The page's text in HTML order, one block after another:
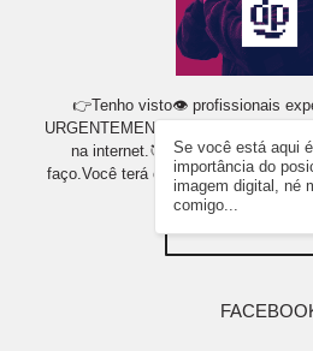
👉Tenho visto👁 profissionais
URGENTEMENTE🚨 de auxílio para
na internet.🎯 EU POSSO TE
faço.Você terá o meu melhor.Sou
Se você está aqui
importância do
imagem digital, né
comigo...